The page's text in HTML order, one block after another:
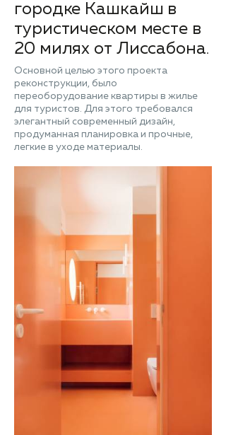
городке Кашкайш в
туристическом месте в
20 милях от Лиссабона.
Основной целью этого проекта
реконструкции, было
переоборудование квартиры в жилье
для туристов. Для этого требовался
элегантный современный дизайн,
продуманная планировка и прочные,
легкие в уходе материалы.